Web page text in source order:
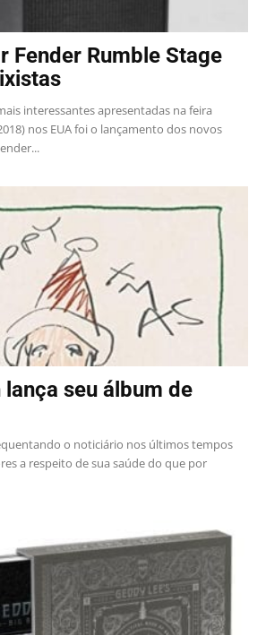
Fender Rumble Stage
interessantes apresentadas na feira
nos EUA foi o lançamento dos novos
seu álbum de
o noticiário nos últimos tempos
a respeito de sua saúde do que por